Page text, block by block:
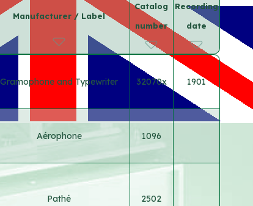
Manufacturer / Label
Catalog
number
Recording
date
Gramophone and Typewriter 32070x 1901
Aérophone 1096
Pathé 2502